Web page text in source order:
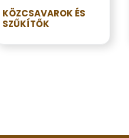
KÖZCSAVAROK ÉS
SZŰKÍTŐK